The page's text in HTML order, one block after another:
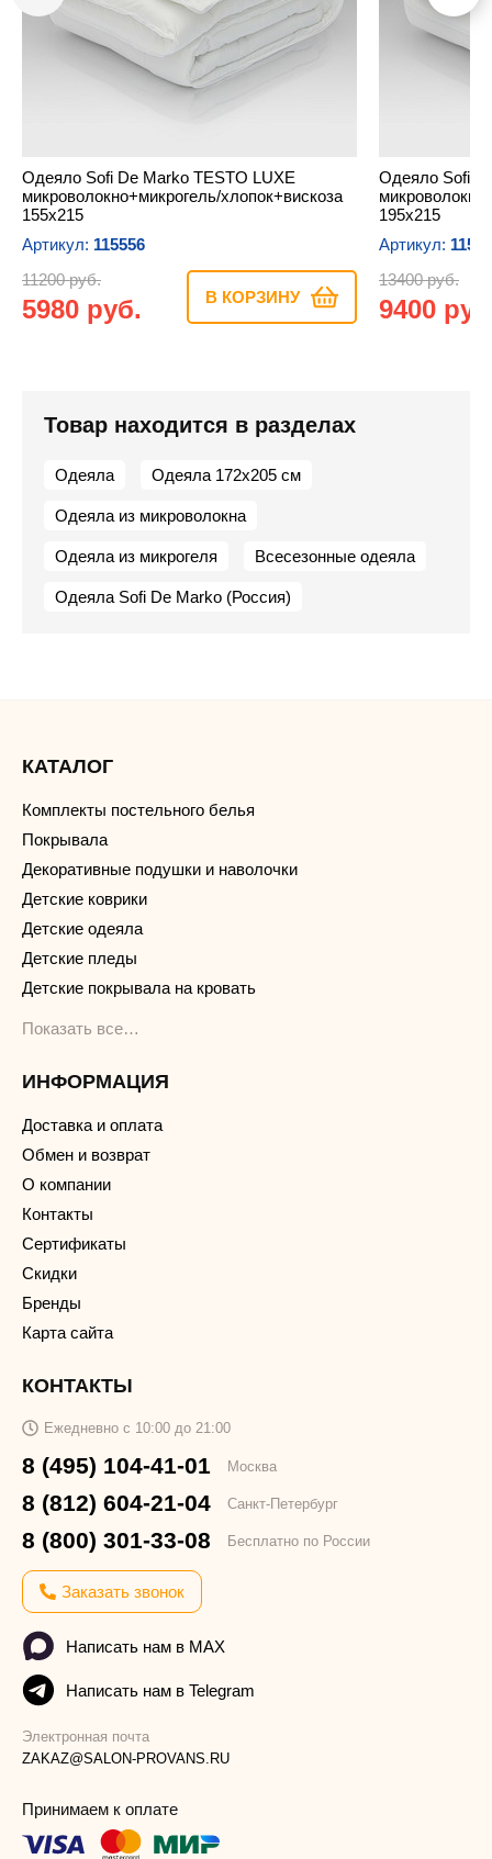
Одеяло Sofi De Marko TESTO LUXE
микроволокно+микрогель/хлопок+вискоза
155х215
Артикул: 115556
11200 руб.
5980 руб. В КОРЗИНУ
Одеяло Sofi
195х215
Артикул:
13400 руб.
9400
Товар находится в разделах
Одеяла Одеяла 172х205 см
Одеяла из микроволокна
Одеяла из микрогеля Всесезонные одеяла
Одеяла Sofi De Marko (Россия)
КАТАЛОГ
Комплекты постельного белья
Покрывала
Декоративные подушки и наволочки
Детские коврики
Детские одеяла
Детские пледы
Детские покрывала на кровать
Показать все…
ИНФОРМАЦИЯ
Доставка и оплата
Обмен и возврат
О компании
Контакты
Сертификаты
Скидки
Бренды
Карта сайта
КОНТАКТЫ
Ежедневно с 10:00 до 21:00
8 (495) 104-41-01 Москва
8 (812) 604-21-04 Санкт-Петербург
8 (800) 301-33-08 Бесплатно по России
Заказать звонок
Написать нам в MAX
Написать нам в Telegram
Электронная почта
ZAKAZ@SALON-PROVANS.RU
Принимаем к оплате